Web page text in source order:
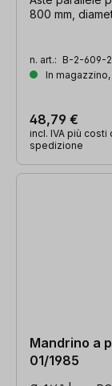
800 mm,
n. art.: B-2-609-
In
48,79 €
incl. IVA più costi
spedizione
Mandrino a
01/1985